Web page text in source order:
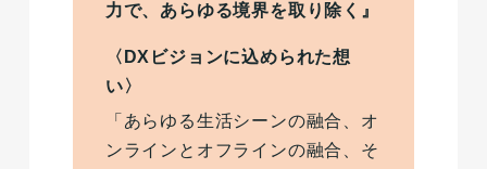
力で、あらゆる境界を取り除く』
〈DXビジョンに込められた想
い〉
「あらゆる生活シーンの融合、オ
ンラインとオフラインの融合、そ